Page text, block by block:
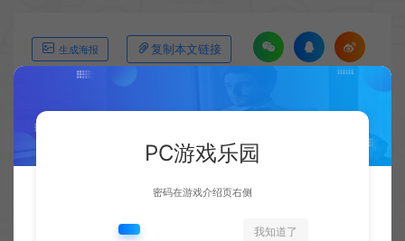
生成海报 复制本文链接
《巫师4》玩家拥有更多控制权 玩法更加多样化
PC游戏乐园
密码在游戏介绍页右侧
我知道了